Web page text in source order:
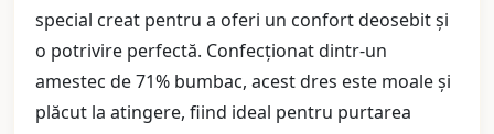
special creat pentru a oferi un confort deosebit și
o potrivire perfectă. Confecționat dintr-un
amestec de 71% bumbac, acest dres este moale și
plăcut la atingere, fiind ideal pentru purtarea